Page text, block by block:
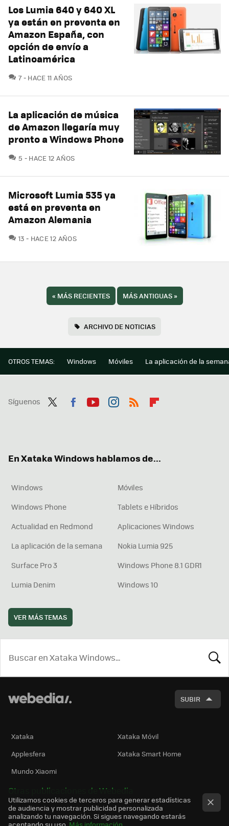
Los Lumia 640 y 640 XL
ya están en preventa en
Amazon España, con
opción de envío a
Latinoamérica
7COMENTARIOS
HACE 11 AÑOS
La aplicación de música
de Amazon llegaría muy
pronto a Windows Phone
5 COMENTARIOS
HACE 12 AÑOS
Microsoft Lumia 535 ya
está en preventa en
Amazon Alemania
13 COMENTARIOS
HACE 12 AÑOS
« MÁS RECIENTES MÁS ANTIGUAS»
ARCHIVO DE NOTICIAS
OTROS TEMAS: Windows Móviles La aplicación de la
Síguenos
En Xataka Windows hablamos de...
Windows
Móviles
Windows Phone
Tablets e Híbridos
Actualidad en Redmond
Aplicaciones Windows
La aplicación de la semana
Nokia Lumia 925
Surface Pro 3
Windows Phone 8.1 GDR1
Lumia Denim
Windows 10
VER MÁS TEMAS
SUBIR
Xataka
Xataka Móvil
Applesfera
Xataka Smart Home
Mundo Xiaomi
Otras publicaciones de Webedia
Utilizamos cookies de terceros para generar estadísticas
de audiencia y mostrar publicidad personalizada
analizando tu navegación. Si sigues navegando estarás